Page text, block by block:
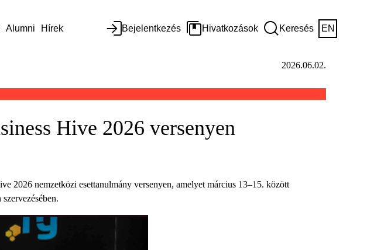
Alumni Hírek Bejelentkezés Hivatkozások Keresés EN
2026.06.02.
Hive 2026 versenyen
2026 nemzetközi esettanulmány versenyen, amelyet március 13–15. között